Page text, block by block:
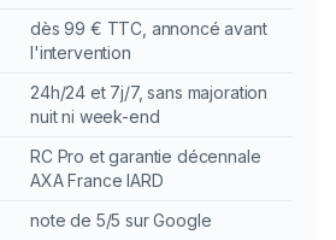
dès 99 € TTC, annoncé avant
l'intervention
24h/24 et 7j/7, sans majoration
nuit ni week-end
RC Pro et garantie décennale
AXA France IARD
note de 5/5 sur Google